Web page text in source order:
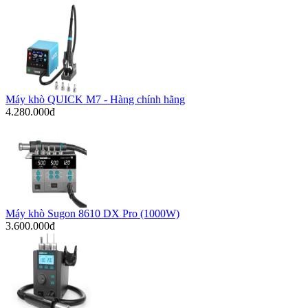
Máy khò QUICK M7 - Hàng chính hãng
4.280.000đ
Máy khò Sugon 8610 DX Pro (1000W)
3.600.000đ